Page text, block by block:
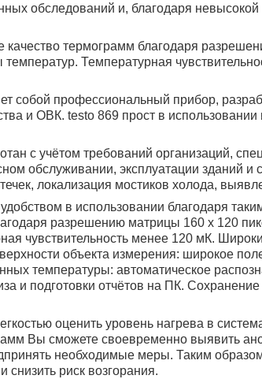
обследований и, благодаря
термограмм благодаря
Температурная
собой профессиональный прибор,
и ОВК. testo 869 прост в
с учётом требований организаций,
обслуживании, эксплуатации зданий
локализация мостиков холода,
в использовании благодаря
разрешению матрицы 160 x 120
чувствительность менее 120 мК.
объекта измерения: широкое
температуры: автоматическое
и подготовки отчётов на ПК.
оценить уровень нагрева в
Вы сможете своевременно выявить
необходимые меры. Таким
снизить риск возгорания.